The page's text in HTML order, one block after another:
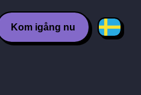
Kom igång nu